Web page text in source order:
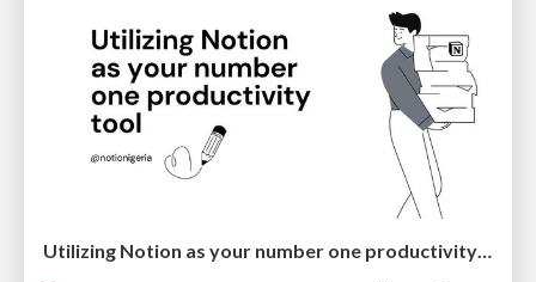
Utilizing Notion as your number one productivity tool